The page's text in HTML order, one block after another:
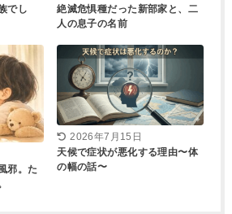
でし
絶滅危惧種だった新部家と、二
人の息子の名前
邪。た
2026年7月15日
天候で症状が悪化する理由〜体
の幅の話〜